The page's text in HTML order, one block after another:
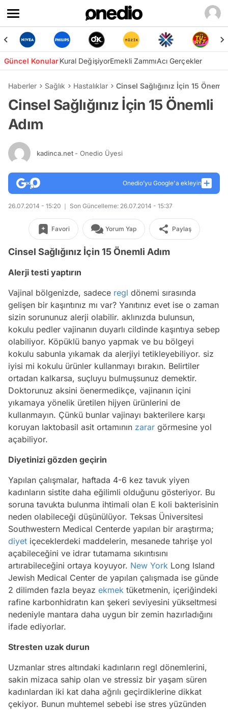
Güncel KonularKural DeğişiyorEmekli ZammıAcı Gerçekler
Haberler Sağlık Hastalıklar Cinsel Sağlığınız İçin 15 Önemli
Cinsel Sağlığınız İçin 15 Önemli
Adım
kadinca.net - Onedio Üyesi
Onedio’yu Google'a ekleyin
26.07.2014 - 15:20 Son Güncelleme: 26.07.2014 - 15:37
Favori Yorum Yap Paylaş
Cinsel Sağlığınız İçin 15 Önemli Adım
Alerji testi yaptırın
Vajinal bölgenizde, sadece regl dönemi sırasında
gelişen bir kaşıntınız mı var? Yanıtınız evet ise o zaman
sizin sorununuz alerji olabilir. aklınızda bulunsun,
kokulu pedler vajinanın duyarlı cildinde kaşıntıya sebep
olabiliyor. Köpüklü banyo yapmak ve bu bölgeyi
kokulu sabunla yıkamak da alerjiyi tetikleyebiliyor. siz
iyisi mi kokulu ürünler kullanmayı bırakın. Belirtiler
ortadan kalkarsa, suçluyu bulmuşsunuz demektir.
Doktorunuz aksini öenermedikçe, vajinanın içini
yıkamaya yönelik üretilen hijyen ürünlerini de
kullanmayın. Çünkü bunlar vajinayı bakterilere karşı
koruyan laktobasil asit ortamının zarar görmesine yol
açabiliyor.
Diyetinizi gözden geçirin
Yapılan çalışmalar, haftada 4-6 kez tavuk yiyen
kadınların sistite daha eğilimli olduğunu gösteriyor. Bu
soruna tavukta bulunma ihtimali olan E koli bakterisinin
neden olabileceği düşünülüyor. Teksas Üniversitesi
Southwestern Medical Centerde yapılan bir araştırma;
diyet içeceklerdeki maddelerin, mesanede tahrişe yol
açabileceğini ve idrar tutamama sıkıntısını
artırabileceğini ortaya koyuyor. New York Long Island
Jewish Medical Center de yapılan çalışmada ise günde
2 dilimden fazla beyaz ekmek tüketmenin, içeriğindeki
rafine karbonhidratın kan şekeri seviyesini yükseltmesi
nedeniyle mantara daha uygun bir zemin hazırladığını
ifade ediyorlar.
Stresten uzak durun
Uzmanlar stres altındaki kadınların regl dönemlerini,
sakin mizaca sahip olan ve stressiz bir yaşam süren
kadınlardan iki kat daha ağrılı geçirdiklerine dikkat
çekiyor. Bunun muhtemel sebebi ise stres yüzünden